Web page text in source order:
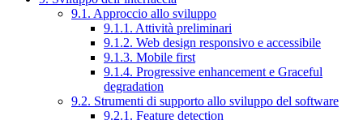
9.1. Approccio allo sviluppo
9.1.1. Attività preliminari
9.1.2. Web design responsivo e accessibile
9.1.3. Mobile first
9.1.4. Progressive enhancement e Graceful
degradation
9.2. Strumenti di supporto allo sviluppo del software
9.2.1. Feature detection